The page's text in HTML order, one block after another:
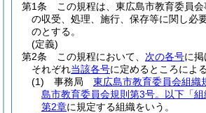
第1条
この規程は、東広島市教育委員
の収受、処理、施行、保存等に関し必
のとする。
(定義)
第2条
この規程において、 次の各号に掲
それぞれ当該各号に定めるところによる
(1)
事務局 東広島市教育委員会組織
島市教育委員会規則第3号。以下「
第2章に規定する組織をいう。